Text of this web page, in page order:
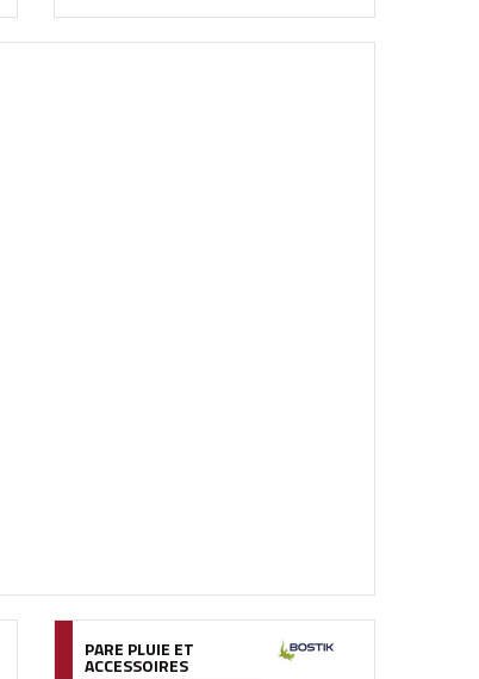
PARE PLUIE ET
ACCESSOIRES